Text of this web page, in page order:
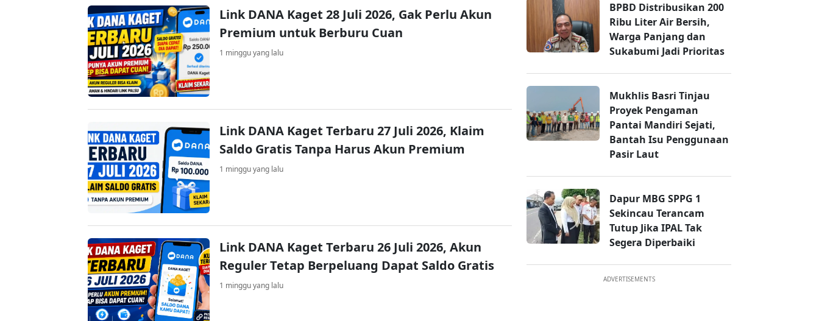
Link DANA Kaget 28 Juli 2026, Gak Perlu Akun
Premium untuk Berburu Cuan
1 minggu yang lalu
Link DANA Kaget Terbaru 27 Juli 2026, Klaim
Saldo Gratis Tanpa Harus Akun Premium
1 minggu yang lalu
Link DANA Kaget Terbaru 26 Juli 2026, Akun
Reguler Tetap Berpeluang Dapat Saldo Gratis
1 minggu yang lalu
BPBD Distribusikan 200
Ribu Liter Air Bersih,
Warga Panjang dan
Sukabumi Jadi Prioritas
Mukhlis Basri Tinjau
Proyek Pengaman
Pantai Mandiri Sejati,
Bantah Isu Penggunaan
Pasir Laut
Dapur MBG SPPG 1
Sekincau Terancam
Tutup Jika IPAL Tak
Segera Diperbaiki
ADVERTISEMENTS